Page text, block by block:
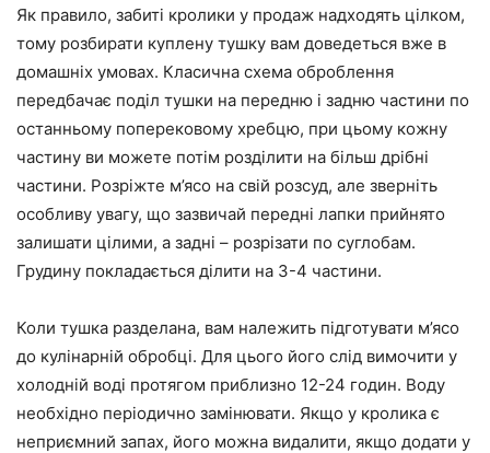
Як правило, забиті кролики у продаж надходять цілком,
тому розбирати куплену тушку вам доведеться вже в
домашніх умовах. Класична схема оброблення
передбачає поділ тушки на передню і задню частини по
останньому поперековому хребцю, при цьому кожну
частину ви можете потім розділити на більш дрібні
частини. Розріжте м’ясо на свій розсуд, але зверніть
особливу увагу, що зазвичай передні лапки прийнято
залишати цілими, а задні – розрізати по суглобам.
Грудину покладається ділити на 3-4 частини.
Коли тушка разделана, вам належить підготувати м’ясо
до кулінарній обробці. Для цього його слід вимочити у
холодній воді протягом приблизно 12-24 годин. Воду
необхідно періодично замінювати. Якщо у кролика є
неприємний запах, його можна видалити, якщо додати у